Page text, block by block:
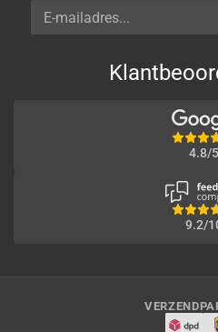
E-mailadres
4.8/5
9.2/